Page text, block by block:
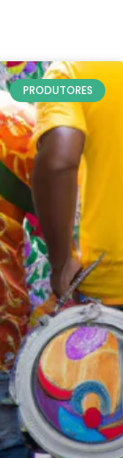
PRODUTORES